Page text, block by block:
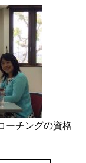
ーチングの資格